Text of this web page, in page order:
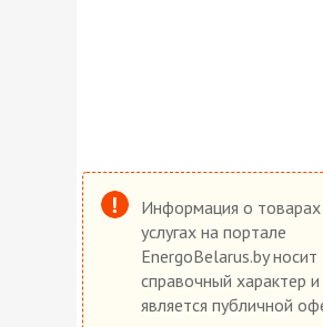
Информация о товарах
услугах на портале
EnergoBelarus.by носит
справочный характер и
является публичной